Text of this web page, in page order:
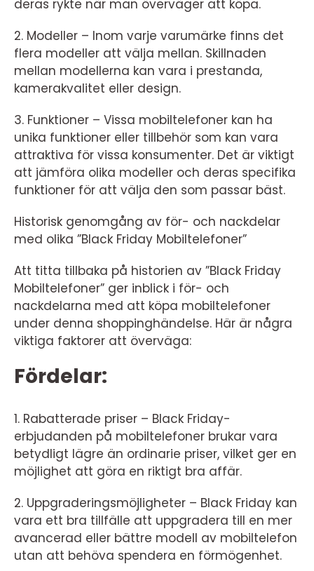
deras rykte när man överväger att köpa.
2. Modeller – Inom varje varumärke finns det
flera modeller att välja mellan. Skillnaden
mellan modellerna kan vara i prestanda,
kamerakvalitet eller design.
3. Funktioner – Vissa mobiltelefoner kan ha
unika funktioner eller tillbehör som kan vara
attraktiva för vissa konsumenter. Det är viktigt
att jämföra olika modeller och deras specifika
funktioner för att välja den som passar bäst.
Historisk genomgång av för- och nackdelar
med olika ”Black Friday Mobiltelefoner”
Att titta tillbaka på historien av ”Black Friday
Mobiltelefoner” ger inblick i för- och
nackdelarna med att köpa mobiltelefoner
under denna shoppinghändelse. Här är några
viktiga faktorer att överväga:
Fördelar:
1. Rabatterade priser – Black Friday-
erbjudanden på mobiltelefoner brukar vara
betydligt lägre än ordinarie priser, vilket ger en
möjlighet att göra en riktigt bra affär.
2. Uppgraderingsmöjligheter – Black Friday kan
vara ett bra tillfälle att uppgradera till en mer
avancerad eller bättre modell av mobiltelefon
utan att behöva spendera en förmögenhet.